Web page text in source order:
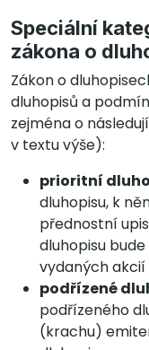
Speciální
zákona o
Zákon o
dluhopisů a
zejména o
v textu výše):
prioritní
dluhopisu, k
přednostní
dluhopisu
vydaných akcií
podřízené
podřízeného
(krachu)